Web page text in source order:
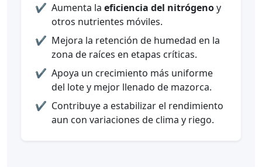
✔️ Aumenta la eficiencia del nitrógenoy
otros nutrientes móviles.
✔️ Mejora la retención de humedad en la
zona de raíces en etapas críticas.
✔️ Apoya un crecimiento más uniforme
del lote y mejor llenado de mazorca.
✔️ Contribuye a estabilizar el rendimiento
aun con variaciones de clima y riego.